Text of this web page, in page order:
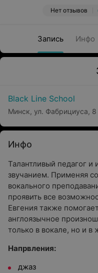
Нет отзывов
Запись Инфо
Black Line School
Минск, ул. Фабрициуса, 8
Инфо
Талантливый педагог
звучанием. Применяя
вокального
проявить все
Евгения также
англоязычное
только в вокале, но и в
Напрвления:
джаз